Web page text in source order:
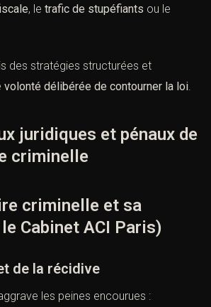
, le trafic de stupéfiants ou le
des stratégies structurées et
volonté délibérée de contourner la loi
juridiques et pénaux de
criminelle
criminelle et sa
Cabinet ACI Paris)
de la récidive
les peines encourues :